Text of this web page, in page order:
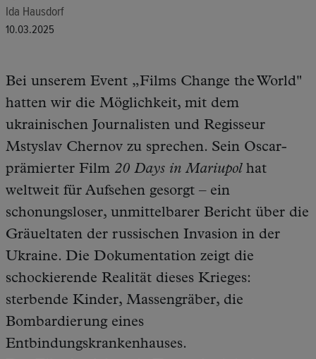
Ida Hausdorf
10.03.2025
Bei unserem Event „Films Change the World"
hatten wir die Möglichkeit, mit dem
ukrainischen Journalisten und Regisseur
Mstyslav Chernov zu sprechen. Sein Oscar-
prämierter Film 20 Days in Mariupol hat
weltweit für Aufsehen gesorgt – ein
schonungsloser, unmittelbarer Bericht über die
Gräueltaten der russischen Invasion in der
Ukraine. Die Dokumentation zeigt die
schockierende Realität dieses Krieges:
sterbende Kinder, Massengräber, die
Bombardierung eines
Entbindungskrankenhauses.